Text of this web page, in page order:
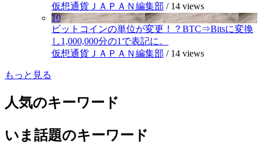
仮想通貨ＪＡＰＡＮ編集部 / 14 views
10
ビットコインの単位が変更！？BTC⇒Bitsに変換
し1,000,000分の1で表記に。
仮想通貨ＪＡＰＡＮ編集部 / 14 views
もっと見る
人気のキーワード
いま話題のキーワード